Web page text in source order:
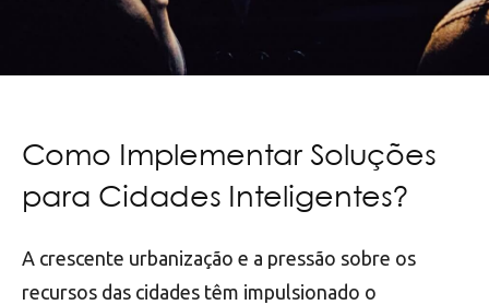
Como Implementar Soluções
para Cidades Inteligentes?
A crescente urbanização e a pressão sobre os
recursos das cidades têm impulsionado o